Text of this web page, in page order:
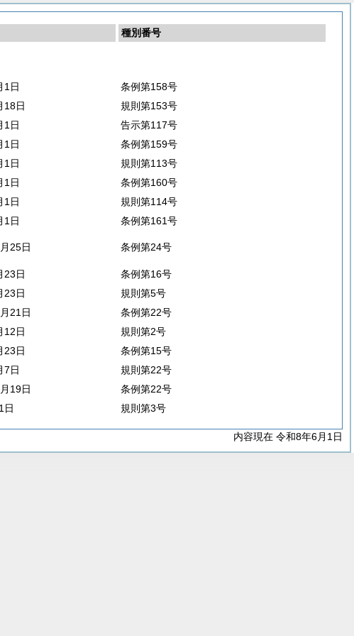
種別番号
1日
条例第158号
18日
規則第153号
1日
告示第117号
1日
条例第159号
1日
規則第113号
1日
条例第160号
1日
規則第114号
1日
条例第161号
25日 条例第24号
23日
条例第16号
23日
規則第5号
21日
条例第22号
12日
規則第2号
23日
条例第15号
7日
規則第22号
19日
条例第22号
日 規則第3号
内容現在 令和8年6月1日